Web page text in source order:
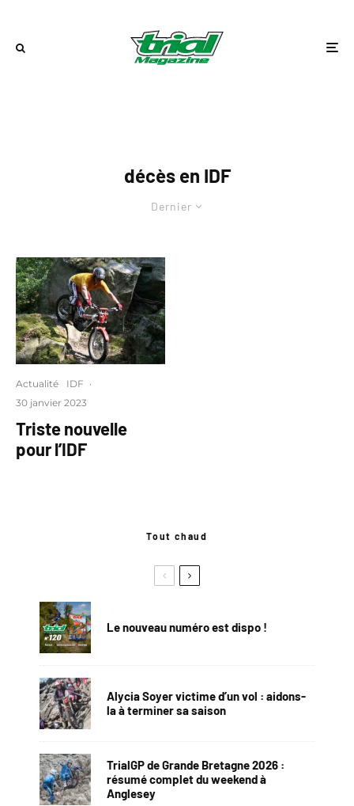
décès en IDF
Dernier
Actualité IDF ·
30 janvier 2023
Triste nouvelle
pour l’IDF
Tout chaud
Le nouveau numéro est dispo !
Alycia Soyer victime d’un vol : aidons-
la à terminer sa saison
TrialGP de Grande Bretagne 2026 :
résumé complet du weekend à
Anglesey